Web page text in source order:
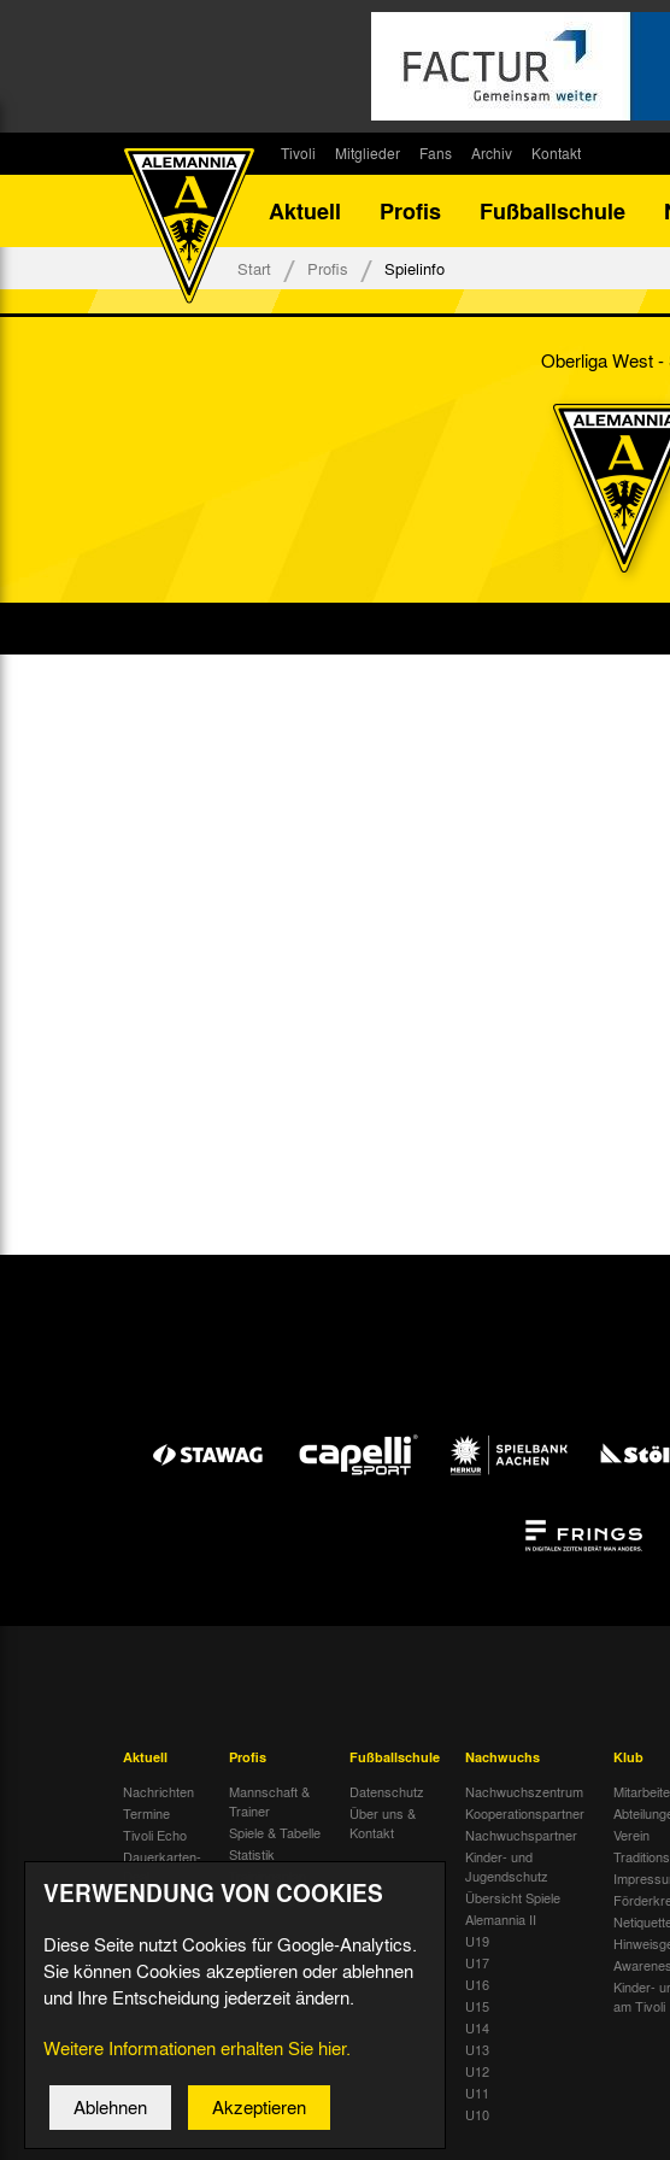
Tivoli
Stadionsprecher
Mitglieder
Kontakt
Fans
Fanbeirat
Fan-Klubs
Archiv
Ahnentafel
Kontakt
Aktuell
Profis Fußballschule
Start Profis Spielinfo
Oberliga West -
Aktuell
Nachrichten
Termine
Tivoli Echo
Dauerkarten-
Radiostream
Profis
Mannschaft &
Trainer
Spiele & Tabelle
Statistik
Geburtstage
Fußballschule
Datenschutz
Über uns &
Kontakt
Nachwuchs
Nachwuchszentrum
Kooperationspartner
Nachwuchspartner
Kinder- und
Jugendschutz
Übersicht Spiele
Alemannia II
U19
U17
U16
U15
U14
U13
U12
U11
U10
Klub
Verein
Kinder-
am Tivoli
VERWENDUNG VON COOKIES
Diese Seite nutzt Cookies für Google-Analytics.
Sie können Cookies akzeptieren oder ablehnen
und Ihre Entscheidung jederzeit ändern.
Weitere Informationen erhalten Sie hier.
Ablehnen Akzeptieren